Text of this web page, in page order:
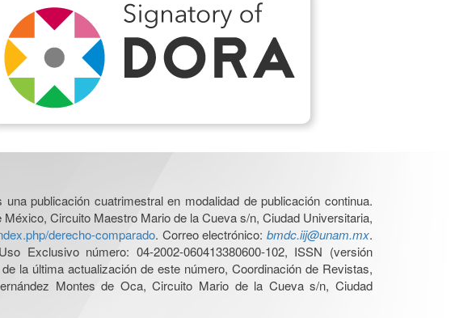
publicación cuatrimestral en modalidad de publicación continua.
Circuito Maestro Mario de la Cueva s/n, Ciudad Universitaria,
derecho-comparado. Correo electrónico: bmdc.iij@unam.mx.
Exclusivo número: 04-2002-060413380600-102, ISSN (versión
la última actualización de este número, Coordinación de Revistas,
Montes de Oca, Circuito Mario de la Cueva s/n, Ciudad